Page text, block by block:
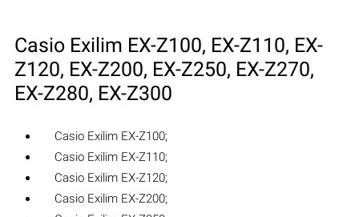
Casio Exilim EX-Z100, EX-Z110, EX-
Z120, EX-Z200, EX-Z250, EX-Z270,
EX-Z280, EX-Z300
Casio Exilim EX-Z100;
Casio Exilim EX-Z110;
Casio Exilim EX-Z120;
Casio Exilim EX-Z200;